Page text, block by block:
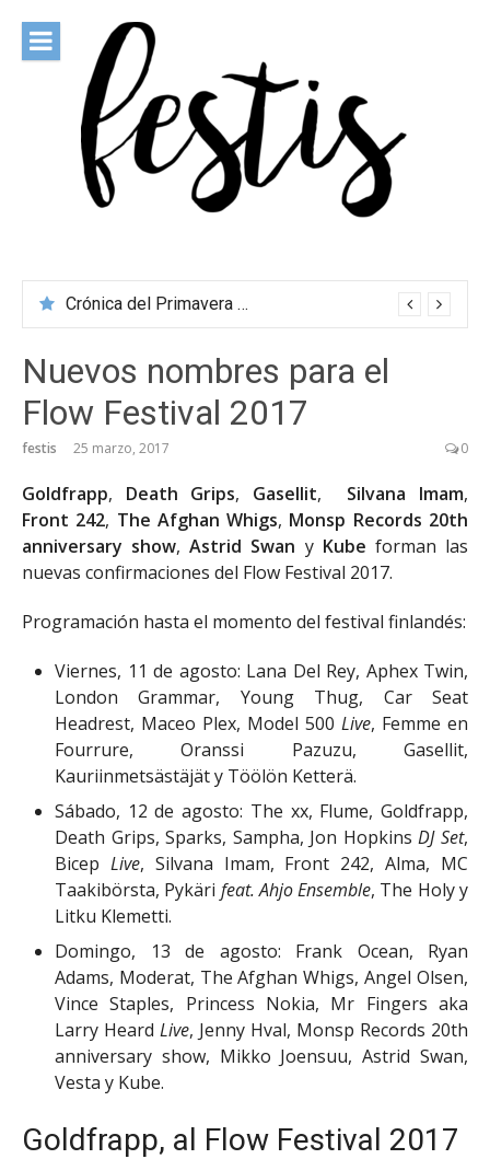
contenido
Crónica del Primavera Sound Porto 2026
Nuevos nombres para el
Flow Festival 2017
festis 25 marzo, 2017 0
Goldfrapp, Death Grips, Gasellit, Silvana Imam,
Front 242, The Afghan Whigs, Monsp Records 20th
anniversary show,Astrid Swan y Kube forman las
nuevas confirmaciones del Flow Festival 2017.
Programación hasta el momento del festival finlandés:
Viernes, 11 de agosto: Lana Del Rey, Aphex Twin,
London Grammar, Young Thug, Car Seat
Headrest, Maceo Plex, Model 500 Live, Femme en
Fourrure, Oranssi Pazuzu, Gasellit,
Kauriinmetsästäjät y Töölön Ketterä.
Sábado, 12 de agosto: The xx, Flume, Goldfrapp,
Death Grips, Sparks, Sampha, Jon HopkinsDJ Set,
Bicep Live, Silvana Imam, Front 242, Alma, MC
Taakibörsta, Pykäri feat. Ahjo Ensemble, The Holy y
Litku Klemetti.
Domingo, 13 de agosto: Frank Ocean, Ryan
Adams, Moderat, The Afghan Whigs, Angel Olsen,
Vince Staples, Princess Nokia, Mr Fingers aka
Larry Heard Live, Jenny Hval, Monsp Records 20th
anniversary show, Mikko Joensuu, Astrid Swan,
Vesta y Kube.
Goldfrapp, al Flow Festival 2017